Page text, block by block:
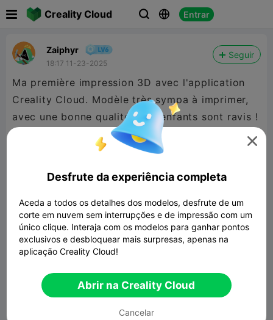
Creality Cloud   Entrar
Zaiphyr
18:17 11-23-2025
Seguir
Ma première impression 3D avec l'application
Creality Cloud. Modèle très sympa à imprimer,
avec une bonne qualité. Mes enfants sont ravis !
Merci pour le partage.

Desfrute da experiência completa
Aceda a todos os detalhes dos modelos, desfrute de um
corte em nuvem sem interrupções e de impressão com um
único clique. Interaja com os modelos para ganhar pontos
exclusivos e desbloquear mais surpresas, apenas na
aplicação Creality Cloud!
Abrir na Creality Cloud
Cancelar